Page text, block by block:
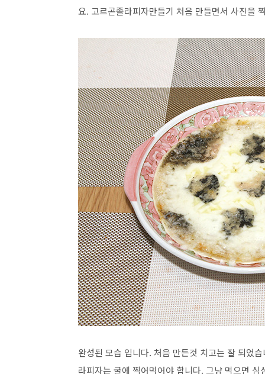
요. 고르곤졸라피자만들기 처음 만들면서 사진을
완성된 모습 입니다. 처음 만든것 치고는 잘 되었
라피자는 굴에 찍어먹어야 합니다. 그냥 먹으면